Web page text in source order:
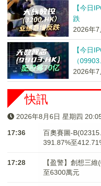
【今日
跌
2026年
【今日
（
2026年
快訊
2026年8月6日 星期四
17:36
百奧賽圖-
391.87%至
17:28
【盈警】創想三
至6300萬元